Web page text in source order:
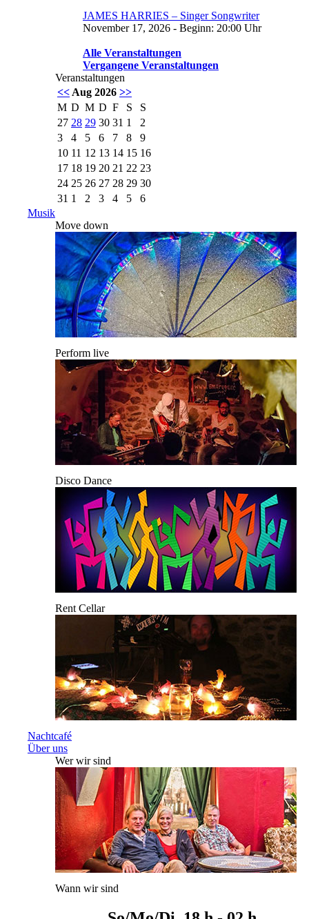
JAMES HARRIES – Singer Songwriter
November 17, 2026 - Beginn: 20:00 Uhr
Alle Veranstaltungen
Vergangene Veranstaltungen
Veranstaltungen
<< Aug 2026 >>
M D M D F S
S
27 28 29 30 31 1
2
3
4 5 6 7 8
9
10 11 12 13 14 15 16
17 18 19 20 21 22 23
24 25 26 27 28 29 30
31 1 2 3 4 5
6
Musik
Move down
Perform live
Disco Dance
Rent Cellar
Nachtcafé
Über uns
Wer wir sind
Wann wir sind